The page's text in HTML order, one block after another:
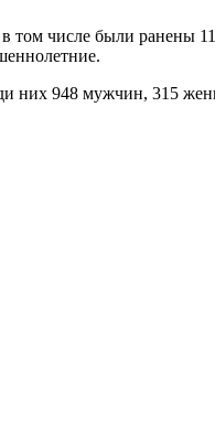
числе были ранены
них 948 мужчин, 315